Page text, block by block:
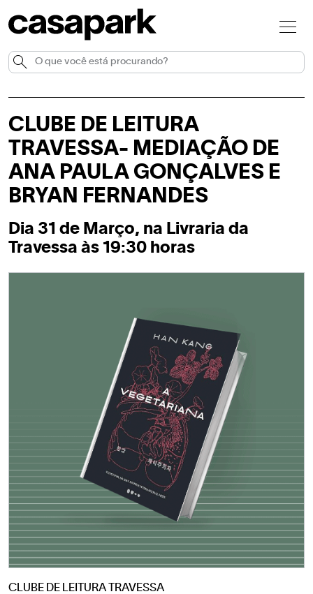
CLUBE DE LEITURA
TRAVESSA- MEDIAÇÃO DE
ANA PAULA GONÇALVES E
BRYAN FERNANDES
Dia 31 de Março, na Livraria da
Travessa às 19:30 horas
CLUBE DE LEITURA TRAVESSA